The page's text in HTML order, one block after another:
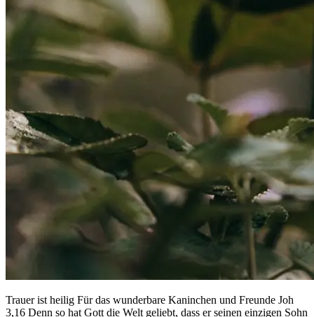
Trauer ist heilig Für das wunderbare Kaninchen und Freunde Joh
3,16 Denn so hat Gott die Welt geliebt, dass er seinen einzigen Sohn